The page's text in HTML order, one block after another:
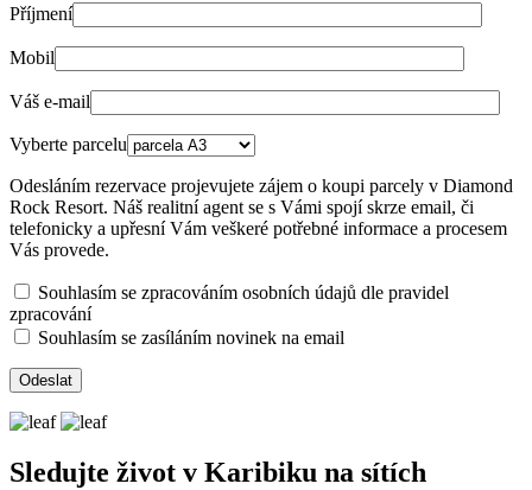
Příjmení
Mobil
Váš e-mail
Vyberte parcelu
Odesláním rezervace projevujete zájem o koupi parcely v Diamond
Rock Resort. Náš realitní agent se s Vámi spojí skrze email, či
telefonicky a upřesní Vám veškeré potřebné informace a procesem
Vás provede.
Souhlasím se zpracováním osobních údajů dle pravidel
zpracování
Souhlasím se zasíláním novinek na email
Sledujte život v Karibiku na sítích